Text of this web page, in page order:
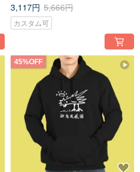
ンコットン T、黒 T
3,117円 5,666円
カスタム可
45%OFF